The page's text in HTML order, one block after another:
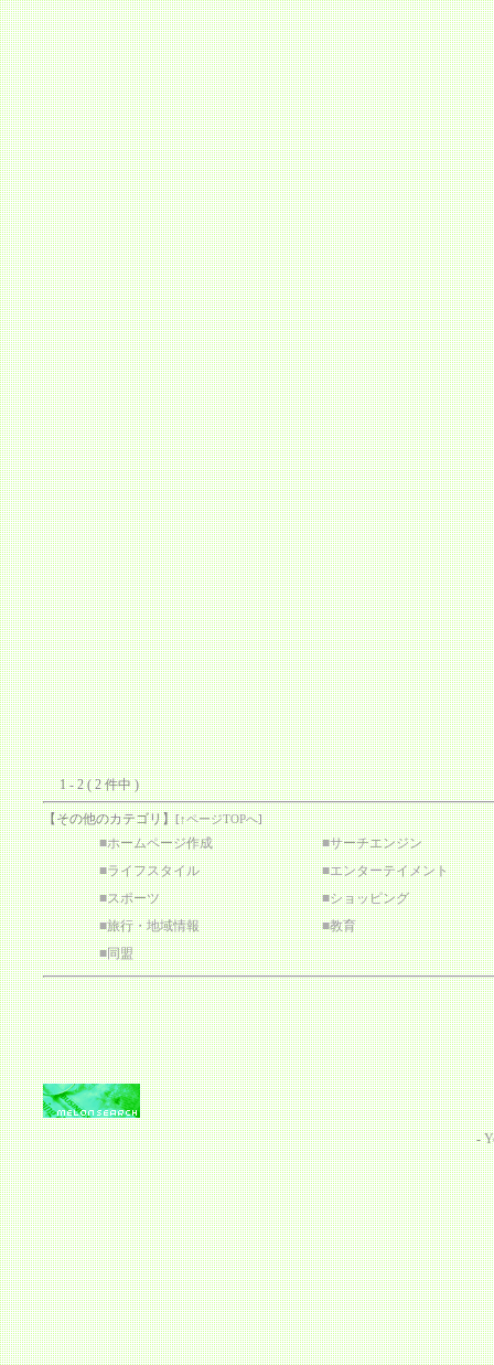
1 - 2 ( 2 件中 )
【その他のカテゴリ】[↑ページTOPへ]
■ホームページ作成 ■サーチエンジン
■ライフスタイル ■エンターテイメント
■スポーツ ■ショッピング
■旅行・地域情報 ■教育
■同盟
-